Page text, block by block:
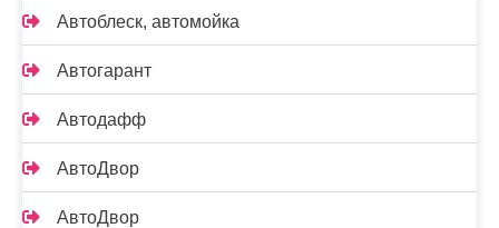
Автоблеск, автомойка
Автогарант
Автодафф
АвтоДвор
АвтоДвор